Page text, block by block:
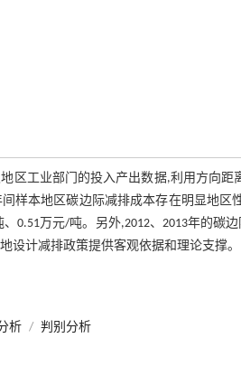
区工业部门的投入产出数据,利用方向
样本地区碳边际减排成本存在明显地
0.51万元/吨。另外,2012、2013年的碳
设计减排政策提供客观依据和理论支撑。
析 / 判别分析